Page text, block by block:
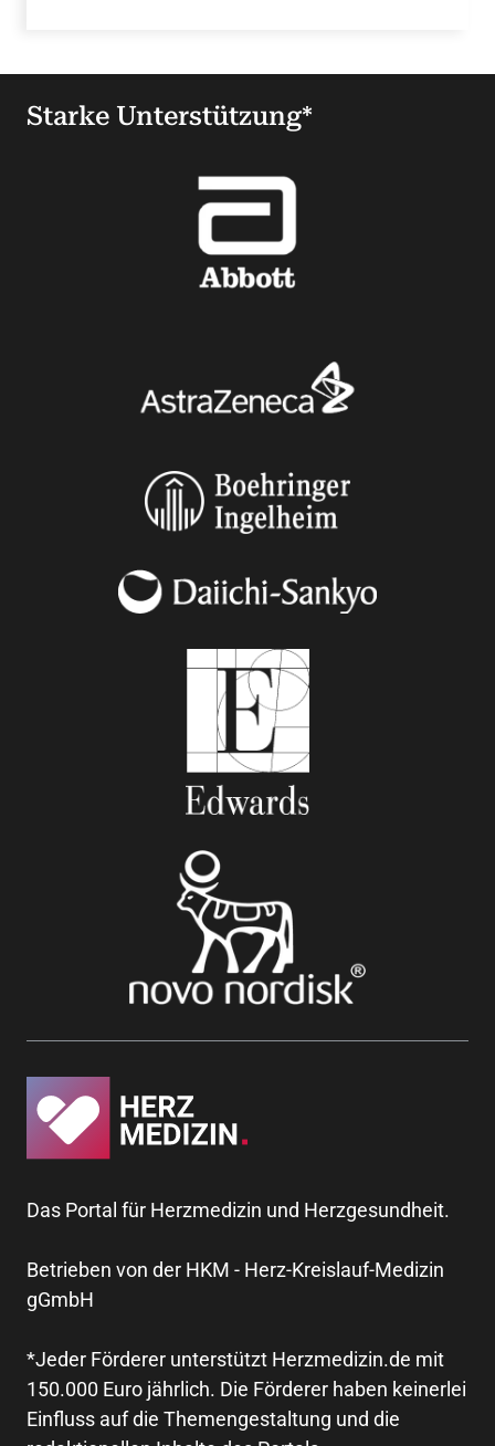
Starke Unterstützung*
Das Portal für Herzmedizin und Herzgesundheit.
Betrieben von der HKM - Herz-Kreislauf-Medizin
gGmbH
*Jeder Förderer unterstützt Herzmedizin.de mit
150.000 Euro jährlich. Die Förderer haben keinerlei
Einfluss auf die Themengestaltung und die